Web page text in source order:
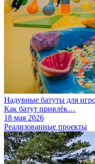
Надувные батуты для
Как батут привлёк…
18 мая 2026
Реализованные проекты